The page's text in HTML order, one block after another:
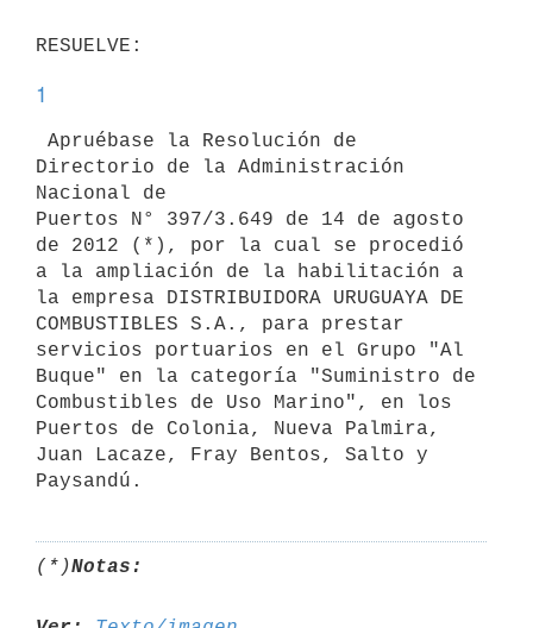
1
Directorio de la Administración
Nacional de
Puertos N° 397/3.649 de 14 de agosto
de 2012 (*), por la cual se procedió
a la ampliación de la habilitación a
la empresa DISTRIBUIDORA URUGUAYA DE
COMBUSTIBLES S.A., para prestar
servicios portuarios en el Grupo "Al
Buque" en la categoría "Suministro de
Combustibles de Uso Marino", en los
Puertos de Colonia, Nueva Palmira,
Juan Lacaze, Fray Bentos, Salto y
Paysandú.
(*)Notas: